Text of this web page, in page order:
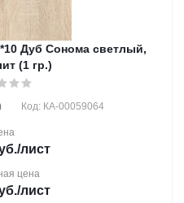
Дуб Сонома светлый,
(1 гр.)
Код: КА-00059064
/лист
цена
/лист